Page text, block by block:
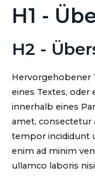
H1 -
H2 -
Hervorgehobener
eines Textes, oder
innerhalb eines
amet, consectetur
tempor incididunt
enim ad minim
ullamco laboris